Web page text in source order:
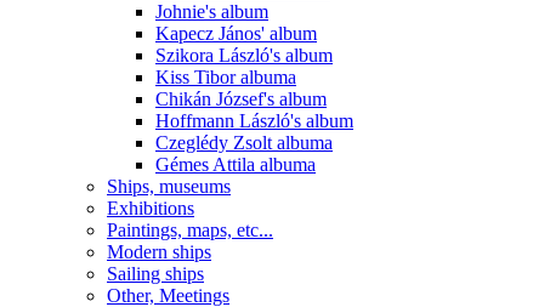
Johnie's album
Kapecz János' album
Szikora László's album
Kiss Tibor albuma
Chikán József's album
Hoffmann László's album
Czeglédy Zsolt albuma
Gémes Attila albuma
Ships, museums
Exhibitions
Paintings, maps, etc...
Modern ships
Sailing ships
Other, Meetings